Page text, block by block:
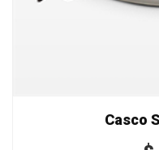
Casco